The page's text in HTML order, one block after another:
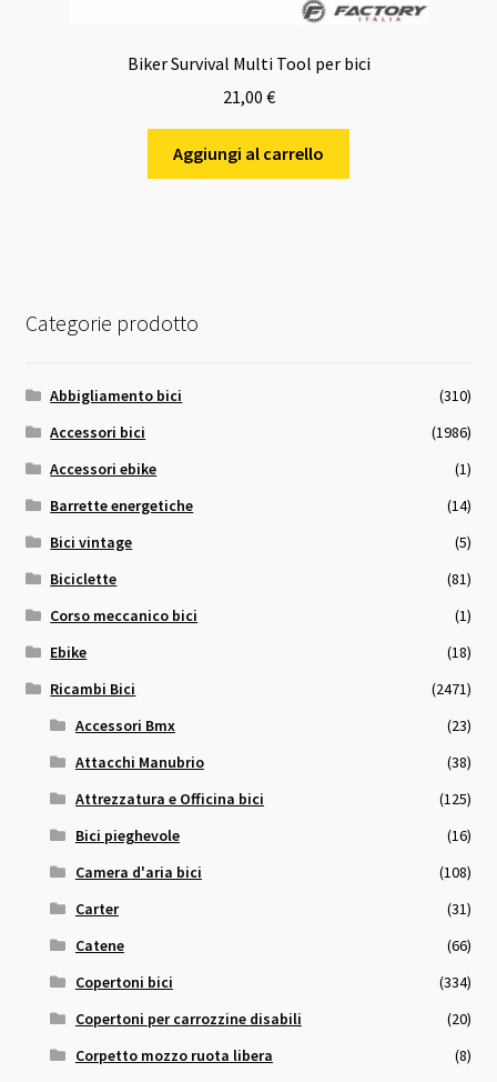
Biker Survival Multi Tool per bici
21,00 €
Aggiungi al carrello
Categorie prodotto
Abbigliamento bici
(310)
Accessori bici
(1986)
Accessori ebike
(1)
Barrette energetiche
(14)
Bici vintage
(5)
Biciclette
(81)
Corso meccanico bici
(1)
Ebike
(18)
Ricambi Bici
(2471)
Accessori Bmx
(23)
Attacchi Manubrio
(38)
Attrezzatura e Officina bici
(125)
Bici pieghevole
(16)
Camera d'aria bici
(108)
Carter
(31)
Catene
(66)
Copertoni bici
(334)
Copertoni per carrozzine disabili
(20)
Corpetto mozzo ruota libera
(8)